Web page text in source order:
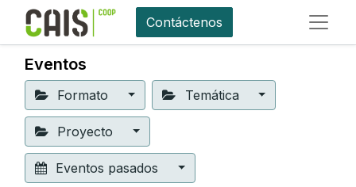
Contáctenos
Eventos
Formato Temática
Proyecto
Eventos pasados